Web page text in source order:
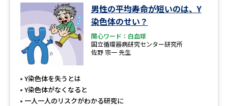
過去問題集
大学・短大以外の資料から請求
専門学校の資料請求 大学院の資料請求
留学・進学関連、塾・予備校
男性の平均寿命が短いのは、Y
染色体のせい？
関心ワード：白血球
国立循環器病研究センター研究所
佐野 宗一 先生
Y染色体を失うとは
Y染色体がなくなると
一人一人のリスクがわかる研究に